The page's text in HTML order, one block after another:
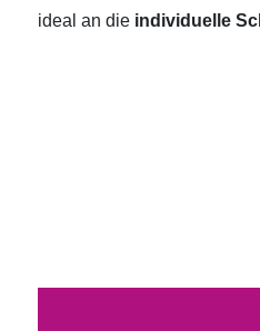
ideal an die individuelle